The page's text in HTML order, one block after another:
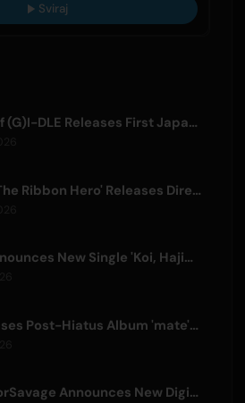
Sviraj
MIYEON of (G)I-DLE Releases First Japanese Solo Single 'RUN AWAY'
Netflix's 'The Ribbon Hero' Releases Director and Designer Interviews
=LOVE Announces New Single 'Koi, Hajimemashita.' and Tokyo Dome Concerts
AliA Releases Post-Hiatus Album 'mate', Announces Tokyo Live
ShowMinorSavage Announces New Digital Single 'Gradation'